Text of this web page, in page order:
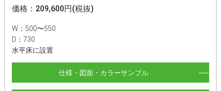
価格：209,600円(税抜)
W：500〜550
D：730
水平床に設置
仕様・図面・カラーサンプル